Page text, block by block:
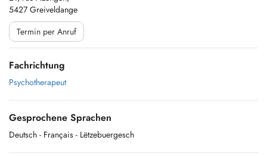
5427 Greiveldange
Termin per Anruf
Fachrichtung
Psychotherapeut
Gesprochene Sprachen
Deutsch - Français - Lëtzebuergesch